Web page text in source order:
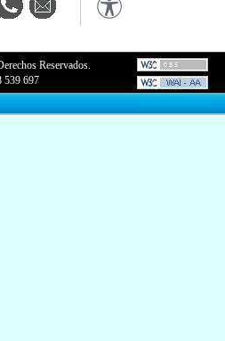
Reservados.
539 697